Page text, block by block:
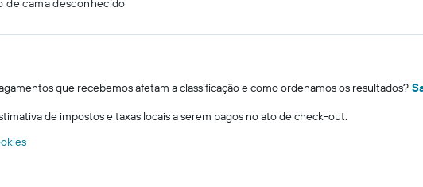
de cama desconhecido
que recebemos afetam a classificação e como ordenamos os resultados?
de impostos e taxas locais a serem pagos no ato de check-out.